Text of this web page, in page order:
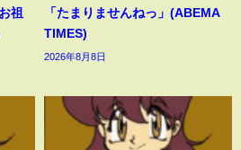
祖
「たまりませんねっ」(ABEMA
TIMES)
2026年8月8日